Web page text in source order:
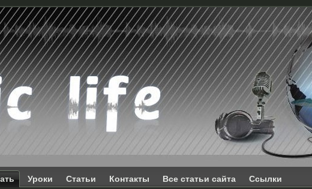
Уроки Статьи Контакты Все статьи сайта Ссылки